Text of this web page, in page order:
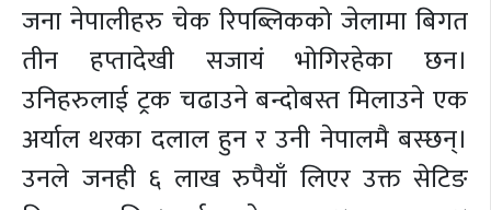
जना नेपालीहरु चेक रिपब्लिकको जेलामा बिगत
तीन हप्तादेखी सजायं भोगिरहेका छन।
उनिहरुलाई ट्रक चढाउने बन्दोबस्त मिलाउने एक
अर्याल थरका दलाल हुन र उनी नेपालमै बस्छन्।
उनले जनही ६ लाख रुपैयाँ लिएर उक्त सेटिङ